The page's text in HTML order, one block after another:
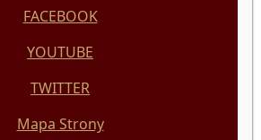
FACEBOOK
YOUTUBE
TWITTER
Mapa Strony